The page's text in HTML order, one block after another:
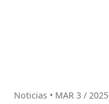
Noticias • MAR 3 / 2025